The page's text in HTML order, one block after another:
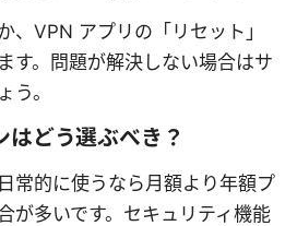
、VPN アプリの「リセット」
す。問題が解決しない場合はサ
う。
どう選ぶべき？
常的に使うなら月額より年額プ
が多いです。セキュリティ機能